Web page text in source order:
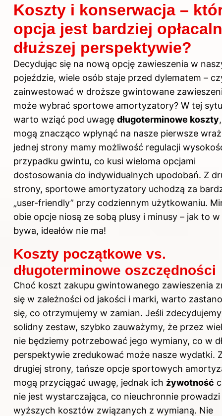
Koszty i konserwacja –
opcja jest bardziej
dłuższej perspektywie?
Decydując się na nową opcję zawieszenia w
pojeździe, wiele osób staje przed dylematem –
zainwestować w droższe gwintowane
może wybrać sportowe amortyzatory? W tej
warto wziąć pod uwagę długoterminowe koszty
mogą znacząco wpłynąć na nasze pierwsze
jednej strony mamy możliwość regulacji
przypadku gwintu, co kusi wieloma opcjami
dostosowania do indywidualnych upodobań. Z
strony, sportowe amortyzatory uchodzą za
„user-friendly” przy codziennym użytkowaniu.
obie opcje niosą ze sobą plusy i minusy – jak to
bywa, ideałów nie ma!
Koszty początkowe vs.
długoterminowe oszczędności
Choć koszt zakupu gwintowanego zawieszenia
się w zależności od jakości i marki, warto
się, co otrzymujemy w zamian. Jeśli
solidny zestaw, szybko zauważymy, że przez
nie będziemy potrzebować jego wymiany, co w
perspektywie zredukować może nasze wydatki.
drugiej strony, tańsze opcje sportowych
mogą przyciągać uwagę, jednak ich żywotność
nie jest wystarczająca, co nieuchronnie
wyższych kosztów związanych z wymianą. Nie